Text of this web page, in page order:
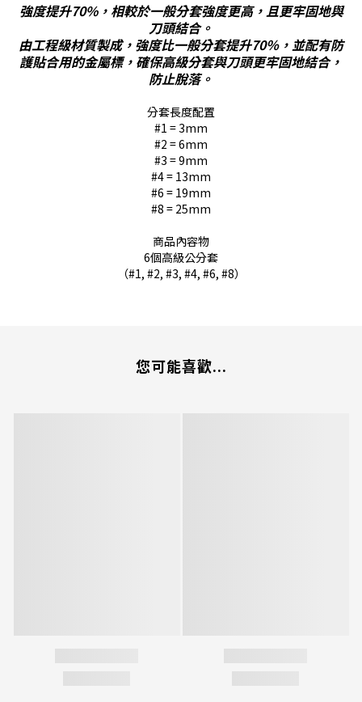
強度提升70%，相較於一般分套強度更高，且更牢固地與
刀頭結合。
由工程級材質製成，強度比一般分套提升70％，並配有防
護貼合用的金屬標，確保高級分套與刀頭更牢固地結合，
防止脫落。
分套長度配置
#1 = 3mm
#2 = 6mm
#3 = 9mm
#4 = 13mm
#6 = 19mm
#8 = 25mm
商品內容物
6個高級公分套
（#1, #2, #3, #4, #6, #8）
您可能喜歡...